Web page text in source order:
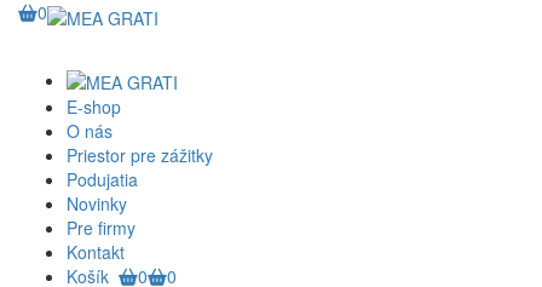
0
E-shop
O nás
Priestor pre zážitky
Podujatia
Novinky
Pre firmy
Kontakt
Košík
0
0